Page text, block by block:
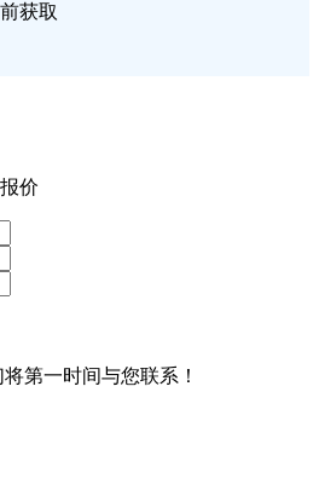
获取
价
第一时间与您联系！